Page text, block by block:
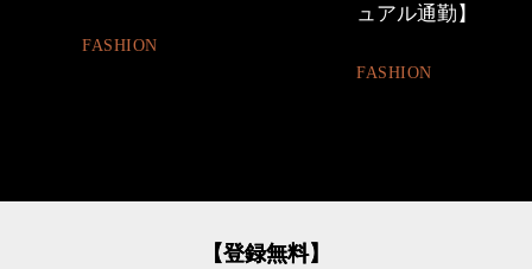
とは
FASHION
【登録無料】